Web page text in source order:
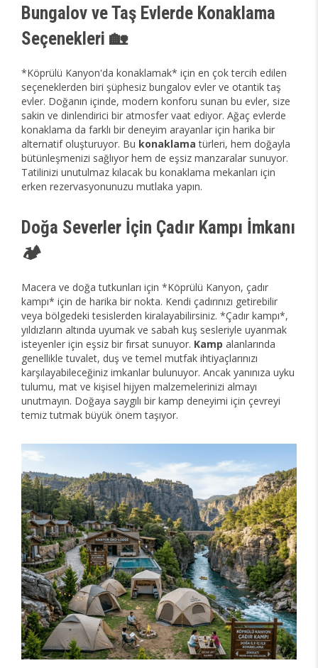
Bungalov ve Taş Evlerde Konaklama
Seçenekleri 🏡
*Köprülü Kanyon'da konaklamak* için en çok tercih edilen
seçeneklerden biri şüphesiz bungalov evler ve otantik taş
evler. Doğanın içinde, modern konforu sunan bu evler, size
sakin ve dinlendirici bir atmosfer vaat ediyor. Ağaç evlerde
konaklama da farklı bir deneyim arayanlar için harika bir
alternatif oluşturuyor. Bu konaklamatürleri, hem doğayla
bütünleşmenizi sağlıyor hem de eşsiz manzaralar sunuyor.
Tatilinizi unutulmaz kılacak bu konaklama mekanları için
erken rezervasyonunuzu mutlaka yapın.
Doğa Severler İçin Çadır Kampı İmkanı
🏕️
Macera ve doğa tutkunları için *Köprülü Kanyon, çadır
kampı* için de harika bir nokta. Kendi çadırınızı getirebilir
veya bölgedeki tesislerden kiralayabilirsiniz. *Çadır kampı*,
yıldızların altında uyumak ve sabah kuş sesleriyle uyanmak
isteyenler için eşsiz bir fırsat sunuyor. Kamp alanlarında
genellikle tuvalet, duş ve temel mutfak ihtiyaçlarınızı
karşılayabileceğiniz imkanlar bulunuyor. Ancak yanınıza uyku
tulumu, mat ve kişisel hijyen malzemelerinizi almayı
unutmayın. Doğaya saygılı bir kamp deneyimi için çevreyi
temiz tutmak büyük önem taşıyor.